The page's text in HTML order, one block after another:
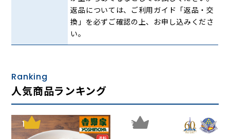
丈夫で軽い発砲ラバーソールを使用しており、片足重量約
290g（25.0cm）を実現。屈曲性も良く、スムーズな歩行を
サポートします。
素材は高品質の牛革と人工皮革を使用し、すぐに足に馴染む
返品については、ご利用ガイド「返品・交
換」を必ずご確認の上、お申し込みくださ
い。
Ranking
人気商品ランキング
1 2